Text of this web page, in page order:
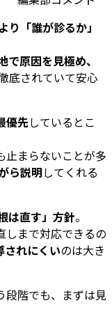
り「誰が診るか」
で原因を見極め、
底されていて安心
優先しているとこ
止まらないことが多
ら説明してくれる
は直す」方針。
しまで対応できるの
されにくいのは大き
段階でも、まずは見